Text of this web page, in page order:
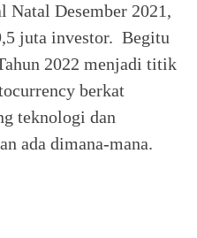
Natal Desember 2021,
juta investor. Begitu
2022 menjadi titik
berkat
teknologi dan
ada dimana-mana.